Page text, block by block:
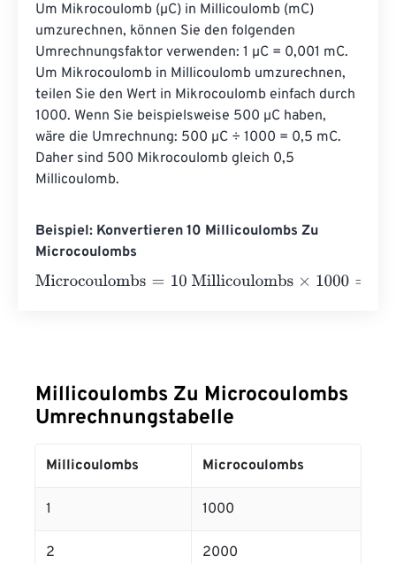
Um Mikrocoulomb (µC) in Millicoulomb (mC)
umzurechnen, können Sie den folgenden
Umrechnungsfaktor verwenden: 1 µC = 0,001 mC.
Um Mikrocoulomb in Millicoulomb umzurechnen,
teilen Sie den Wert in Mikrocoulomb einfach durch
1000. Wenn Sie beispielsweise 500 µC haben,
wäre die Umrechnung: 500 µC ÷ 1000 = 0,5 mC.
Daher sind 500 Mikrocoulomb gleich 0,5
Millicoulomb.
Beispiel: Konvertieren 10 Millicoulombs Zu
Microcoulombs
Microcoulombs=10 Millicoulombs×1000= 10000
Millicoulombs Zu Microcoulombs
Umrechnungstabelle
Millicoulombs Microcoulombs
1 1000
2 2000